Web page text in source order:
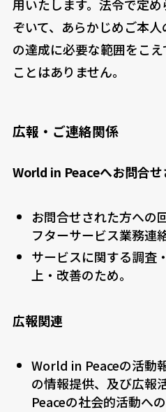
用いたします。法令で定
ぞいて、あらかじめご本
の達成に必要な範囲をこ
ことはありません。
広報・ご連絡関係
World in Peaceへお問合せ
お問合せされた方への
フターサービス業務連
サービスに関する調査
上・改善のため。
広報関連
World in Peaceの活動
の情報提供、及び広報
Peaceの社会的活動へ